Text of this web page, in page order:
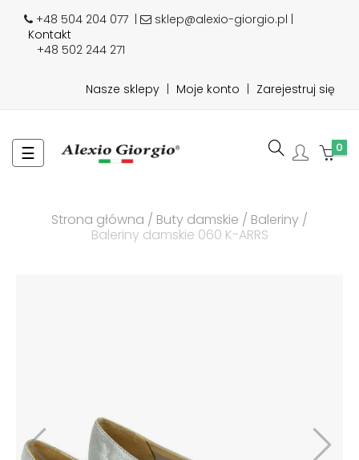
+48 504 204 077
sklep@alexio-giorgio.pl |
Kontakt
+48 502 244 271
Nasze sklepy Moje konto Zarejestruj się
Toggle
navigation
☰ 0
Strona główna Buty damskie
Baleriny
Baleriny damskie 060 K-ARRS